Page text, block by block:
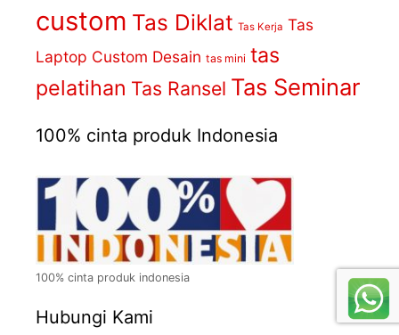
custom Tas Diklat Tas Kerja Tas
Laptop Custom Desain tas mini tas
pelatihan Tas Ransel Tas Seminar
100% cinta produk Indonesia
100% cinta produk indonesia
Hubungi Kami